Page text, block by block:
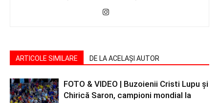
ARTICOLE SIMILARE DE LA ACELAȘI AUTOR
FOTO & VIDEO | Buzoienii Cristi Lupu şi
Chirică Saron, campioni mondial la